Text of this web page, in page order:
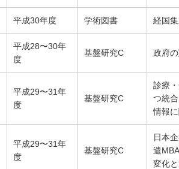
平成30年度 学術図書 経国
平成28〜30年
度
基盤研究C 政府
平成29〜31年
度
基盤研究C
診療
つ統
情報
平成29〜31年
度
基盤研究C
日本
遣
変化